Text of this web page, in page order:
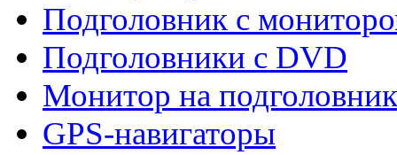
Подголовник с
Подголовники с DVD
Монитор на подголовник
GPS-навигаторы